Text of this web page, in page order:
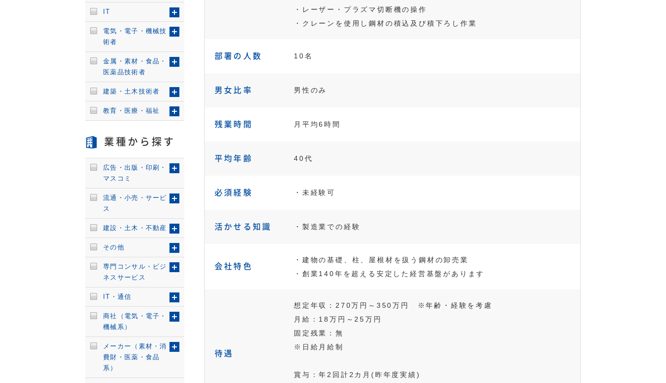
・レーザー・プラズマ切断機の操作
・クレーンを使用し鋼材の積込及び積下ろし作業
部署の人数 10名
男女比率 男性のみ
残業時間 月平均6時間
平均年齢 40代
必須経験 ・未経験可
活かせる知識 ・製造業での経験
会社特色
・建物の基礎、柱、屋根材を扱う鋼材の卸売業
・創業140年を超える安定した経営基盤があります
待遇
想定年収：270万円～350万円 ※年齢・経験を考慮
月給：18万円～25万円
固定残業：無
※日給月給制
賞与：年2回計2カ月(昨年度実績)
IT
電気・電子・機械技
術者
金属・素材・食品・
医薬品技術者
建築・土木技術者
教育・医療・福祉
業種から探す
広告・出版・印刷・
マスコミ
流通・小売・サービ
ス
建設・土木・不動産
その他
専門コンサル・ビジ
ネスサービス
IT・通信
商社（電気・電子・
機械系）
メーカー（素材・消
費財・医薬・食品
系）